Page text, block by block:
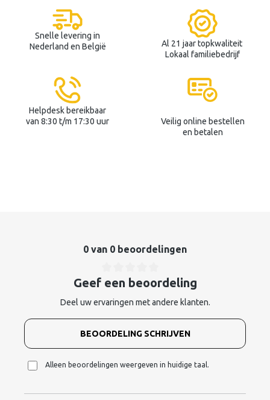
Snelle levering in
Nederland en België
Al 21 jaar topkwaliteit
Lokaal familiebedrijf
Helpdesk bereikbaar
van 8:30 t/m 17:30 uur
Veilig online bestellen
en betalen
0 van 0 beoordelingen
Geef een beoordeling
Deel uw ervaringen met andere klanten.
BEOORDELING SCHRIJVEN
Alleen beoordelingen weergeven in huidige taal.